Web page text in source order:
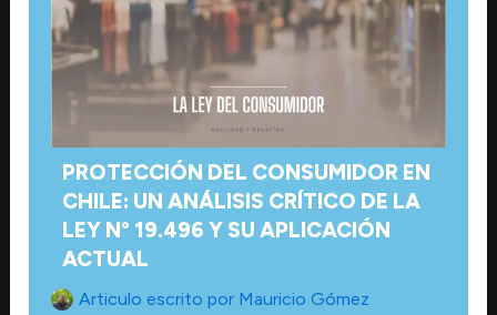
PROTECCIÓN DEL CONSUMIDOR EN
CHILE: UN ANÁLISIS CRÍTICO DE LA
LEY N° 19.496 Y SU APLICACIÓN
ACTUAL
Articulo escrito porMauricio Gómez